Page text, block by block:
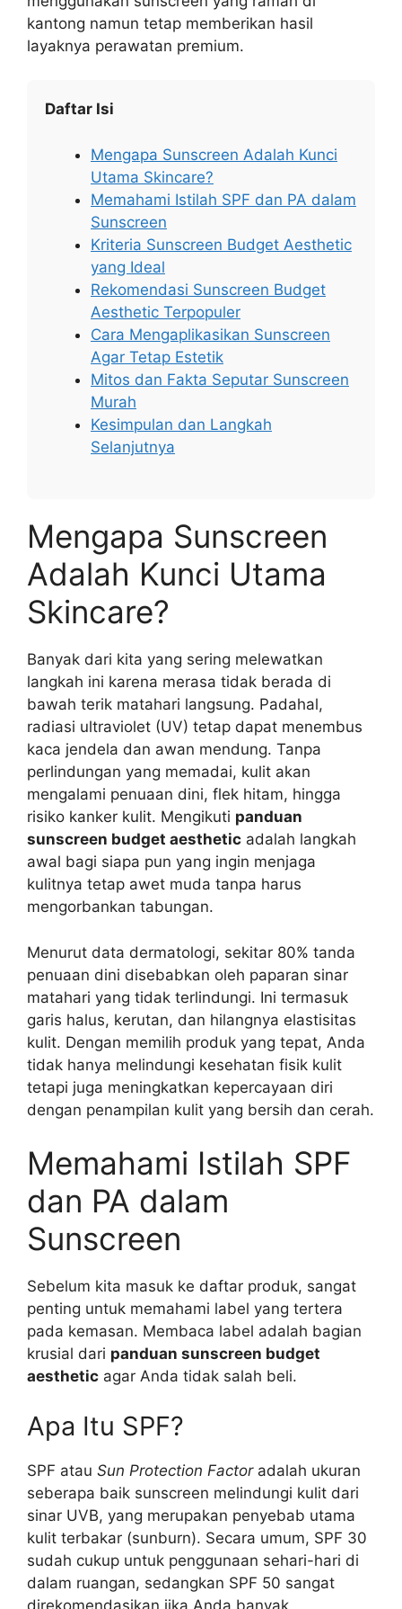
kantong namun tetap memberikan hasil
layaknya perawatan premium.
Daftar Isi
Mengapa Sunscreen Adalah Kunci
Utama Skincare?
Memahami Istilah SPF dan PA dalam
Sunscreen
Kriteria Sunscreen Budget Aesthetic
yang Ideal
Rekomendasi Sunscreen Budget
Aesthetic Terpopuler
Cara Mengaplikasikan Sunscreen
Agar Tetap Estetik
Mitos dan Fakta Seputar Sunscreen
Murah
Kesimpulan dan Langkah
Selanjutnya
Mengapa Sunscreen
Adalah Kunci Utama
Skincare?
Banyak dari kita yang sering melewatkan
langkah ini karena merasa tidak berada di
bawah terik matahari langsung. Padahal,
radiasi ultraviolet (UV) tetap dapat menembus
kaca jendela dan awan mendung. Tanpa
perlindungan yang memadai, kulit akan
mengalami penuaan dini, flek hitam, hingga
risiko kanker kulit. Mengikuti panduan
sunscreen budget aesthetic adalah langkah
awal bagi siapa pun yang ingin menjaga
kulitnya tetap awet muda tanpa harus
mengorbankan tabungan.
Menurut data dermatologi, sekitar 80% tanda
penuaan dini disebabkan oleh paparan sinar
matahari yang tidak terlindungi. Ini termasuk
garis halus, kerutan, dan hilangnya elastisitas
kulit. Dengan memilih produk yang tepat, Anda
tidak hanya melindungi kesehatan fisik kulit
tetapi juga meningkatkan kepercayaan diri
dengan penampilan kulit yang bersih dan cerah.
Memahami Istilah SPF
dan PA dalam
Sunscreen
Sebelum kita masuk ke daftar produk, sangat
penting untuk memahami label yang tertera
pada kemasan. Membaca label adalah bagian
krusial dari panduan sunscreen budget
aesthetic agar Anda tidak salah beli.
Apa Itu SPF?
SPF atau Sun Protection Factoradalah ukuran
seberapa baik sunscreen melindungi kulit dari
sinar UVB, yang merupakan penyebab utama
kulit terbakar (sunburn). Secara umum, SPF 30
sudah cukup untuk penggunaan sehari-hari di
dalam ruangan, sedangkan SPF 50 sangat
direkomendasikan jika Anda banyak